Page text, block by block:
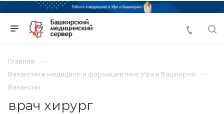
Главная
Вакансии в медицине и фармацевтике Уфа и Башкирия
Вакансии
врач хирург